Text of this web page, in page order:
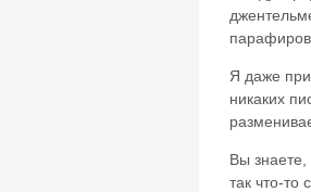
Я даже
никаких
Вы
так что-то